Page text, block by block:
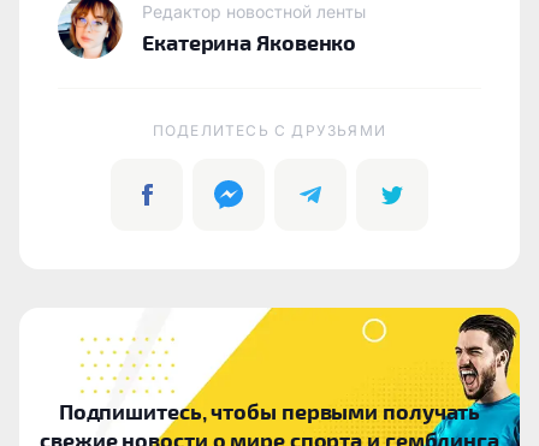
Редактор новостной ленты
Екатерина Яковенко
ПОДЕЛИТЕСЬ C ДРУЗЬЯМИ
Подпишитесь, чтобы первыми получать
свежие новости о мире спорта и гемблинга